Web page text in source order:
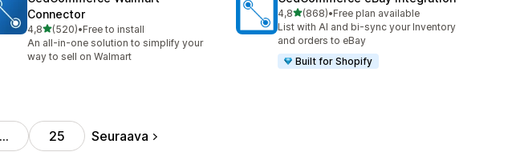
Connector
4,8/ 5 tähteä
(520)
520 arvostelua yhteensä
•Free to install
An all-in-one solution to simplify your
way to sell on Walmart
4,8/ 5 tähteä
(868)
868 arvostelua yhteensä
•Free plan available
List with AI and bi-sync your Inventory
and orders to eBay
Built for Shopify
… 25 Seuraava